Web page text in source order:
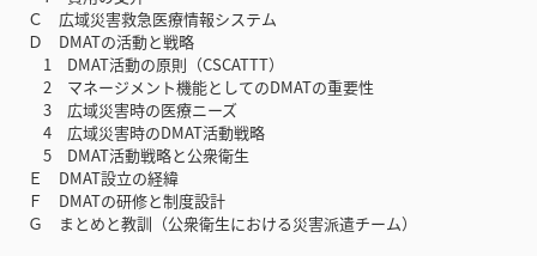
Ｃ 広域災害救急医療情報システム
Ｄ DMATの活動と戦略
1 DMAT活動の原則（CSCATTT）
2 マネージメント機能としてのDMATの重要性
3 広域災害時の医療ニーズ
4 広域災害時のDMAT活動戦略
5 DMAT活動戦略と公衆衛生
Ｅ DMAT設立の経緯
Ｆ DMATの研修と制度設計
Ｇ まとめと教訓（公衆衛生における災害派遣チーム）